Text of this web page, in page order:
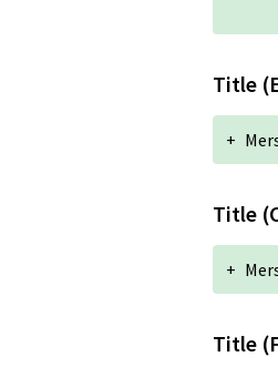
Title
+
Title
+
Title